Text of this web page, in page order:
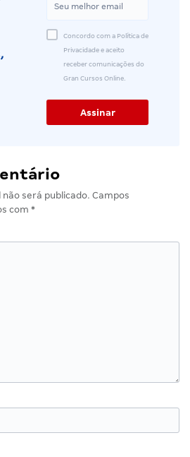
Concordo com a Política de
Privacidade e aceito
receber comunicações do
Gran Cursos Online.
será publicado. Campos
com *